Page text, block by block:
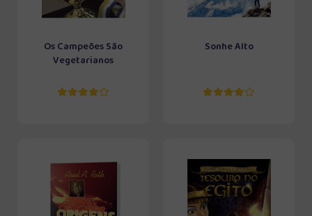
Os Campeões São
Vegetarianos
Sonhe Alto